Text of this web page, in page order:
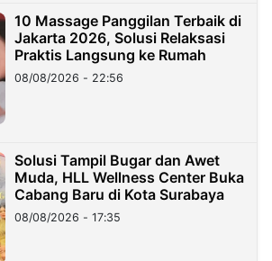
10 Massage Panggilan Terbaik di
Jakarta 2026, Solusi Relaksasi
Praktis Langsung ke Rumah
08/08/2026 - 22:56
Solusi Tampil Bugar dan Awet
Muda, HLL Wellness Center Buka
Cabang Baru di Kota Surabaya
08/08/2026 - 17:35